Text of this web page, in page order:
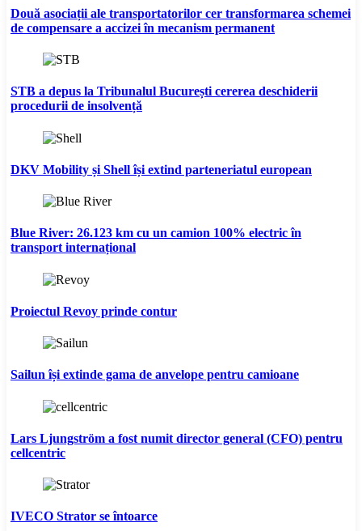
Două asociații ale transportatorilor cer transformarea schemei
de compensare a accizei în mecanism permanent
STB a depus la Tribunalul București cererea deschiderii
procedurii de insolvență
DKV Mobility și Shell își extind parteneriatul european
Blue River: 26.123 km cu un camion 100% electric în
transport internațional
Proiectul Revoy prinde contur
Sailun își extinde gama de anvelope pentru camioane
Lars Ljungström a fost numit director general (CFO) pentru
cellcentric
IVECO Strator se întoarce